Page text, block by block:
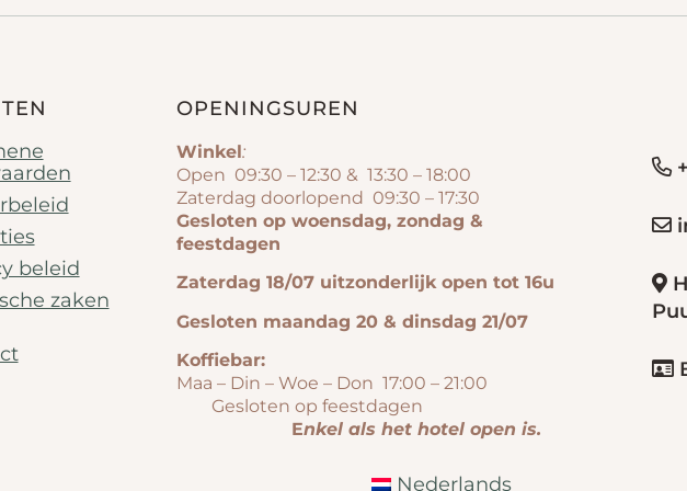
beleid
zaken
OPENINGSUREN
Winkel:
Open 09:30 – 12:30 & 13:30 – 18:00
Zaterdag doorlopend 09:30 – 17:30
Gesloten op woensdag, zondag &
feestdagen
Zaterdag 18/07 uitzonderlijk open tot 16u
Gesloten maandag 20 & dinsdag 21/07
Koffiebar:
Maa – Din – Woe – Don 17:00 – 21:00
Gesloten op feestdagen
Enkel als het hotel open is.
Nederlands